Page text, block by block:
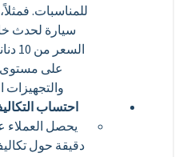
للمناسبات.
سيارة لحدث
السعر
على مستوى
والتجهيزات
احتساب
يحصل العملاء
دقيقة حول